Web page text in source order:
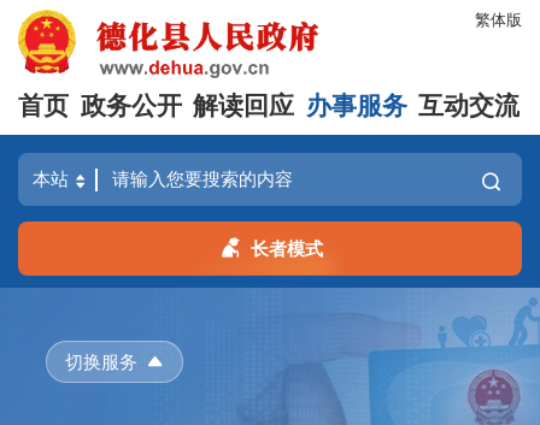
繁体版
首页 政务公开 解读回应 办事服务 互动交流
长者模式
切换服务